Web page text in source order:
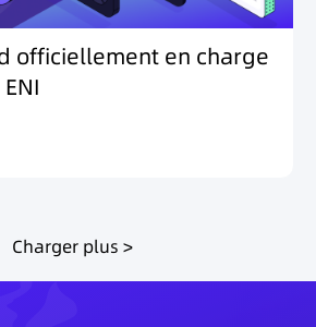
officiellement en charge
Charger plus >